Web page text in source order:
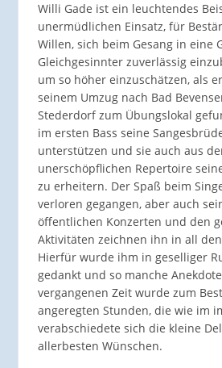
Willi Gade ist ein leuchtendes
unermüdlichen Einsatz, für
Willen, sich beim Gesang in eine
Gleichgesinnter zuverlässig
um so höher einzuschätzen, als
seinem Umzug nach Bad
Stederdorf zum Übungslokal
im ersten Bass seine
unterstützen und sie auch aus
unerschöpflichen Repertoire
zu erheitern. Der Spaß beim
verloren gegangen, aber auch
öffentlichen Konzerten und den
Aktivitäten zeichnen ihn in all
Hierfür wurde ihm in geselliger
gedankt und so manche
vergangenen Zeit wurde zum
angeregten Stunden, die wie im
verabschiedete sich die kleine
allerbesten Wünschen.